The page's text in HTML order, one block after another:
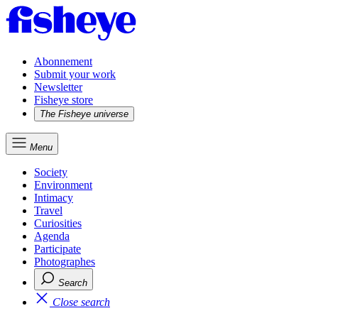
Abonnement
Submit your work
Newsletter
Fisheye store
The Fisheye universe
Menu
Society
Environment
Intimacy
Travel
Curiosities
Agenda
Participate
Photographes
Search
Close search